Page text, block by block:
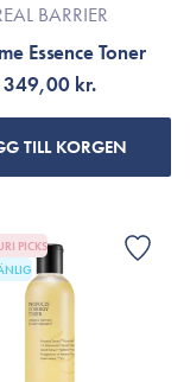
BARRIER
Essence Toner
349,00 kr.
TILL KORGEN
PICKS